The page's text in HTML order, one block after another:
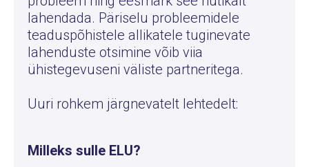
lahendada. Päriselu probleemidele
teaduspõhistele allikatele tuginevate
lahenduste otsimine võib viia
ühistegevuseni väliste partneritega.
Uuri rohkem järgnevatelt lehtedelt:
Milleks sulle ELU?